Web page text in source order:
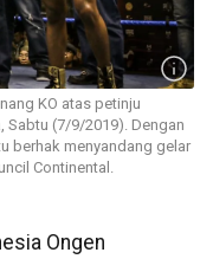
KO atas petinju
Sabtu (7/9/2019). Dengan
berhak menyandang gelar
Continental.
Ongen